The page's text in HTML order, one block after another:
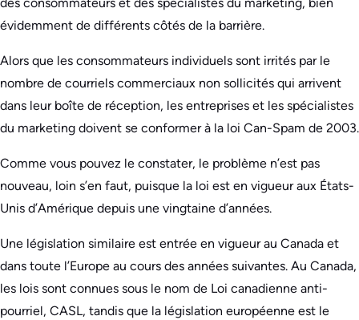
évidemment de différents côtés de la barrière.
Alors que les consommateurs individuels sont irrités par le
nombre de courriels commerciaux non sollicités qui arrivent
dans leur boîte de réception, les entreprises et les spécialistes
du marketing doivent se conformer à la loi Can-Spam de 2003.
Comme vous pouvez le constater, le problème n’est pas
nouveau, loin s’en faut, puisque la loi est en vigueur aux États-
Unis d’Amérique depuis une vingtaine d’années.
Une législation similaire est entrée en vigueur au Canada et
dans toute l’Europe au cours des années suivantes. Au Canada,
les lois sont connues sous le nom de Loi canadienne anti-
pourriel, CASL, tandis que la législation européenne est le